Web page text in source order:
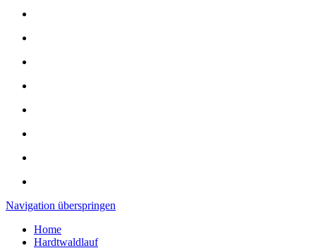
Navigation überspringen
Home
Hardtwaldlauf